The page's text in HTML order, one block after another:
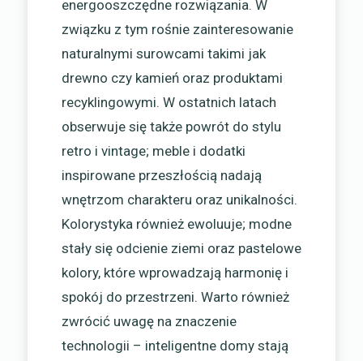
energooszczędne rozwiązania. W
związku z tym rośnie zainteresowanie
naturalnymi surowcami takimi jak
drewno czy kamień oraz produktami
recyklingowymi. W ostatnich latach
obserwuje się także powrót do stylu
retro i vintage; meble i dodatki
inspirowane przeszłością nadają
wnętrzom charakteru oraz unikalności.
Kolorystyka również ewoluuje; modne
stały się odcienie ziemi oraz pastelowe
kolory, które wprowadzają harmonię i
spokój do przestrzeni. Warto również
zwrócić uwagę na znaczenie
technologii – inteligentne domy stają